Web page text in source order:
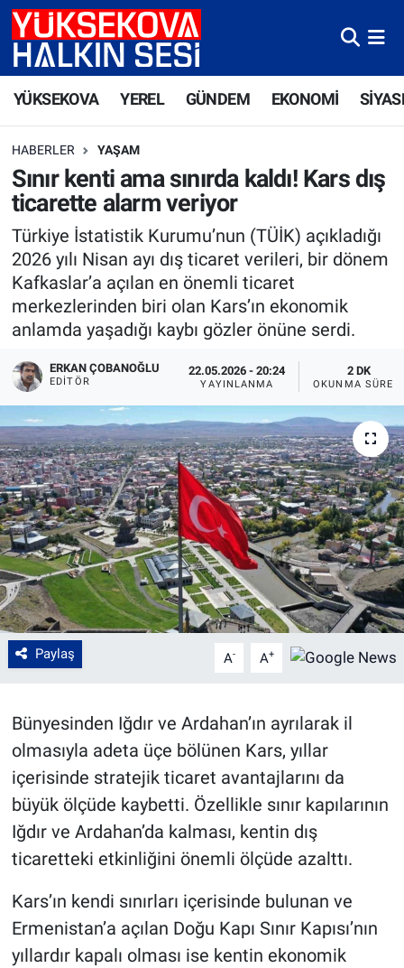
YÜKSEKOVA YEREL GÜNDEM EKONOMİ
HABERLER YAŞAM
Sınır kenti ama sınırda kaldı! Kars dış
ticarette alarm veriyor
Türkiye İstatistik Kurumu’nun (TÜİK) açıkladığı
2026 yılı Nisan ayı dış ticaret verileri, bir dönem
Kafkaslar’a açılan en önemli ticaret
merkezlerinden biri olan Kars’ın ekonomik
anlamda yaşadığı kaybı gözler önüne serdi.
ERKAN ÇOBANOĞLU
EDITÖR
22.05.2026 - 20:24
YAYINLANMA
2 DK
OKUNMA SÜRESI
Paylaş A- A+
Bünyesinden Iğdır ve Ardahan’ın ayrılarak il
olmasıyla adeta üçe bölünen Kars, yıllar
içerisinde stratejik ticaret avantajlarını da
büyük ölçüde kaybetti. Özellikle sınır kapılarının
Iğdır ve Ardahan’da kalması, kentin dış
ticaretteki etkinliğini önemli ölçüde azalttı.
Kars’ın kendi sınırları içerisinde bulunan ve
Ermenistan’a açılan Doğu Kapı Sınır Kapısı’nın
yıllardır kapalı olması ise kentin ekonomik
Yüksekova Nöbetçi Eczaneler
Yüksekova Trafik Yoğunluk Haritası
Süper Lig Puan Durumu ve Fikstür
Tüm Manşetler
Son Dakika Haberleri
Haber Arşivi